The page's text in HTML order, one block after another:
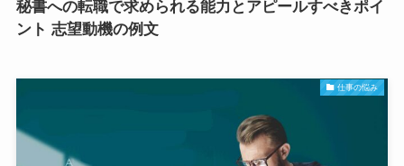
秘書への転職で求められる能力とアピールすべきポイ
ント 志望動機の例文
仕事の悩み